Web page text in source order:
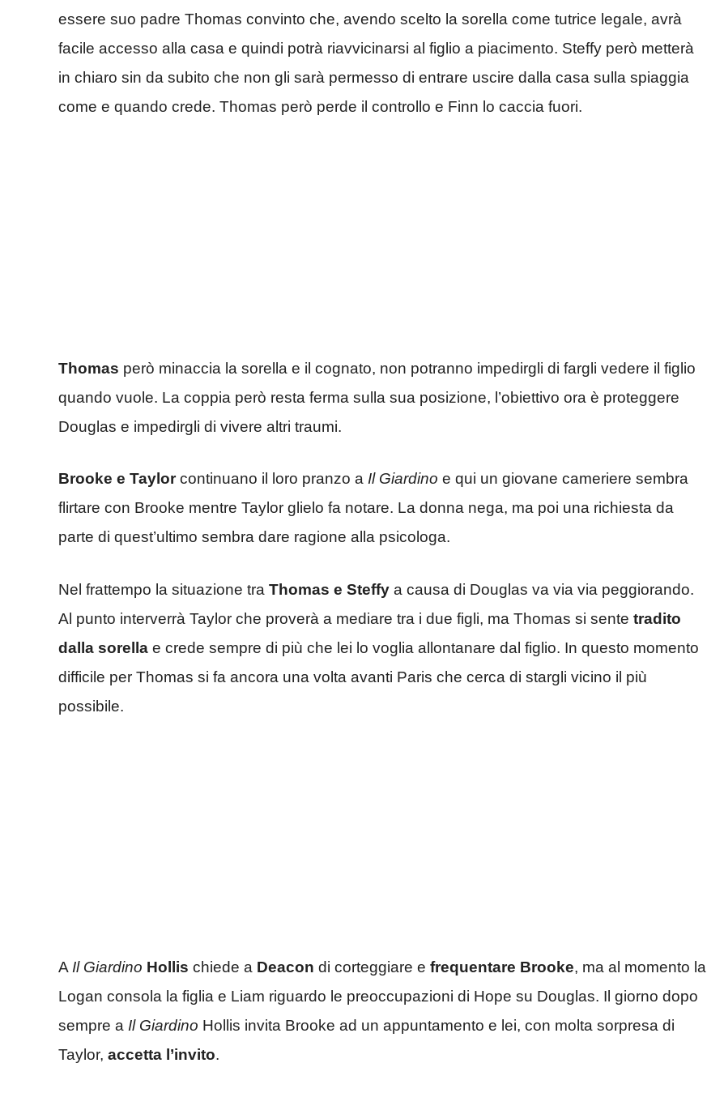
essere suo padre Thomas convinto che, avendo scelto la sorella come tutrice legale, avrà
facile accesso alla casa e quindi potrà riavvicinarsi al figlio a piacimento. Steffy però metterà
in chiaro sin da subito che non gli sarà permesso di entrare uscire dalla casa sulla spiaggia
come e quando crede. Thomas però perde il controllo e Finn lo caccia fuori.
Thomas però minaccia la sorella e il cognato, non potranno impedirgli di fargli vedere il figlio
quando vuole. La coppia però resta ferma sulla sua posizione, l’obiettivo ora è proteggere
Douglas e impedirgli di vivere altri traumi.
Brooke e Taylorcontinuano il loro pranzo a Il Giardino e qui un giovane cameriere sembra
flirtare con Brooke mentre Taylor glielo fa notare. La donna nega, ma poi una richiesta da
parte di quest’ultimo sembra dare ragione alla psicologa.
Nel frattempo la situazione tra Thomas e Steffy a causa di Douglas va via via peggiorando.
Al punto interverrà Taylor che proverà a mediare tra i due figli, ma Thomas si sente tradito
dalla sorella e crede sempre di più che lei lo voglia allontanare dal figlio. In questo momento
difficile per Thomas si fa ancora una volta avanti Paris che cerca di stargli vicino il più
possibile.
AIl Giardino Hollis chiede a Deacon di corteggiare e frequentare Brooke, ma al momento la
Logan consola la figlia e Liam riguardo le preoccupazioni di Hope su Douglas. Il giorno dopo
sempre a Il Giardino Hollis invita Brooke ad un appuntamento e lei, con molta sorpresa di
Taylor, accetta l’invito.